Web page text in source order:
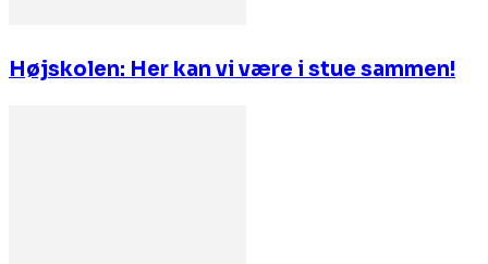
Højskolen: Her kan vi være i stue sammen!